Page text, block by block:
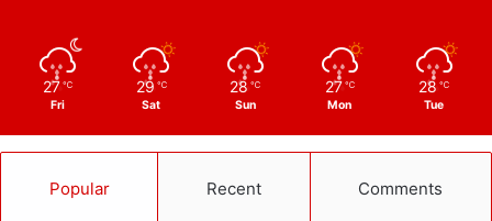
27 ℃
Fri
29 ℃
Sat
28 ℃
Sun
27 ℃
Mon
28 ℃
Tue
Popular Recent Comments